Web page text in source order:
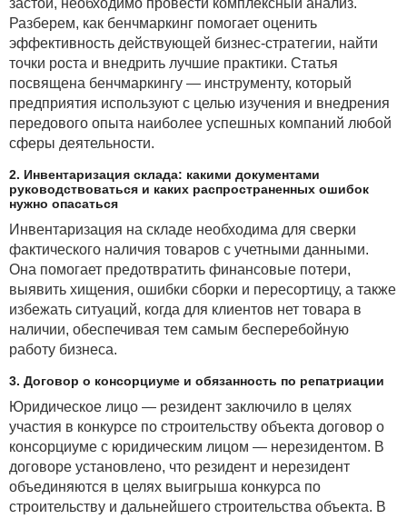
Разберем, как бенчмаркинг помогает оценить
эффективность действующей бизнес-стратегии, найти
точки роста и внедрить лучшие практики. Статья
посвящена бенчмаркингу — инструменту, который
предприятия используют с целью изучения и внедрения
передового опыта наиболее успешных компаний любой
сферы деятельности.
2. Инвентаризация склада: какими документами
руководствоваться и каких распространенных ошибок
нужно опасаться
Инвентаризация на складе необходима для сверки
фактического наличия товаров с учетными данными.
Она помогает предотвратить финансовые потери,
выявить хищения, ошибки сборки и пересортицу, а также
избежать ситуаций, когда для клиентов нет товара в
наличии, обеспечивая тем самым бесперебойную
работу бизнеса.
3. Договор о консорциуме и обязанность по репатриации
Юридическое лицо — резидент заключило в целях
участия в конкурсе по строительству объекта договор о
консорциуме с юридическим лицом — нерезидентом. В
договоре установлено, что резидент и нерезидент
объединяются в целях выигрыша конкурса по
строительству и дальнейшего строительства объекта. В